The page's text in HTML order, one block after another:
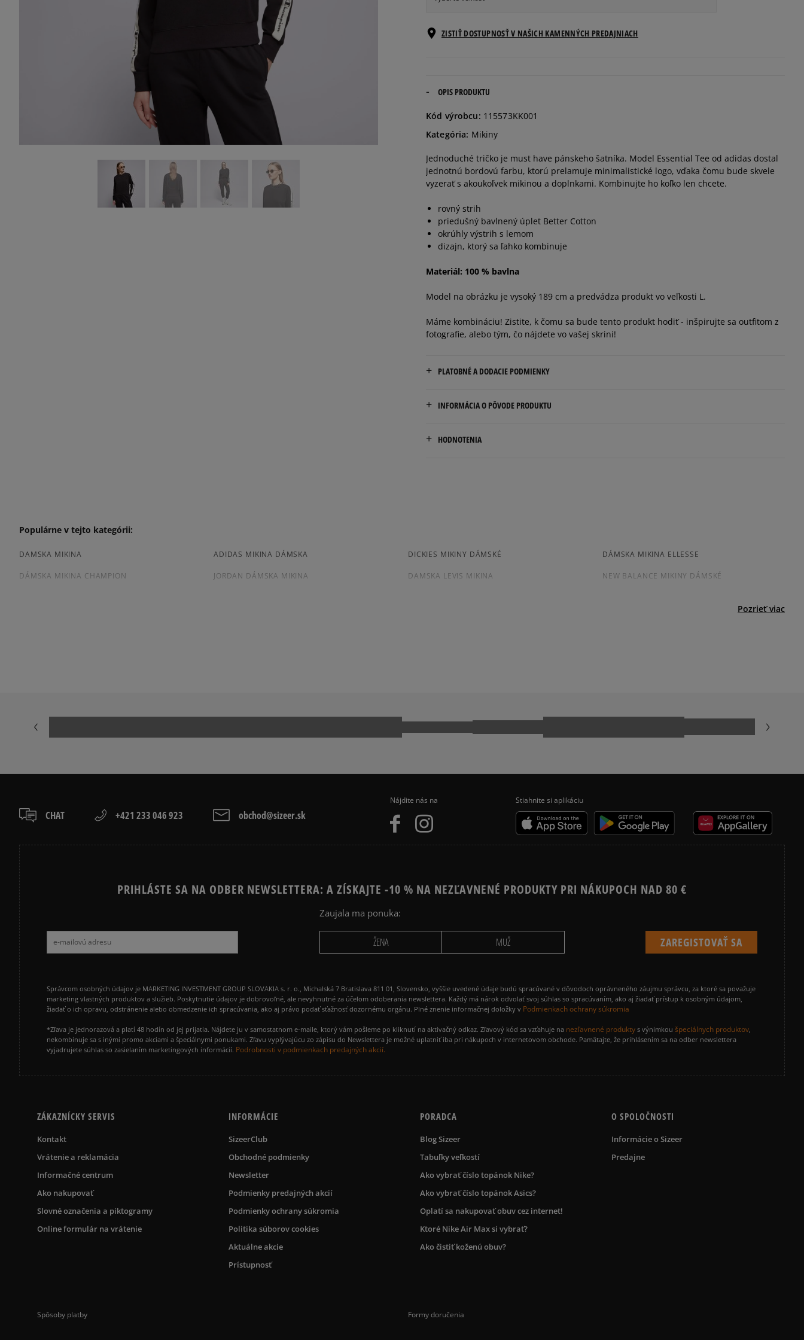
XS
Informovať o
dostupnosti
M
Informovať o
dostupnosti
L
Informovať o
dostupnosti
ZISTIŤ DOSTUPNOSŤ V NAŠICH KAMENNÝCH PREDAJNIACH
OPIS PRODUKTU
Kód výrobcu: 115573KK001
Kategória: Mikiny
Jednoduché tričko je must have pánskeho šatníka. Model Essential Tee od adidas dostal
jednotnú bordovú farbu, ktorú prelamuje minimalistické logo, vďaka čomu bude skvele
vyzerať s akoukoľvek mikinou a doplnkami. Kombinujte ho koľko len chcete.
rovný strih
priedušný bavlnený úplet Better Cotton
okrúhly výstrih s lemom
dizajn, ktorý sa ľahko kombinuje
Materiál: 100 % bavlna
Model na obrázku je vysoký 189 cm a predvádza produkt vo veľkosti L.
Máme kombináciu! Zistite, k čomu sa bude tento produkt hodiť - inšpirujte sa outfitom z
fotografie, alebo tým, čo nájdete vo vašej skrini!
PLATOBNÉ A DODACIE PODMIENKY
Dostupné spôsoby doručenia:
platba na dobierku.
INFORMÁCIA O PÔVODE PRODUKTU
HODNOTENIA
Populárne v tejto kategórii:
DAMSKA MIKINA ADIDAS MIKINA DÁMSKA DICKIES MIKINY DÁMSKÉ DÁMSKA MIKINA ELLESSE
DÁMSKA MIKINA CHAMPION JORDAN DÁMSKA MIKINA DAMSKA LEVIS MIKINA NEW BALANCE MIKINY DÁMSKÉ
NIKE FLEECE NIKE HOODIES
Pozrieť viac
CHAT +421 233 046 923 obchod@sizeer.sk
Nájdite nás na Stiahnite si aplikáciu
PRIHLÁSTE SA NA ODBER NEWSLETTERA: A ZÍSKAJTE -10 % NA NEZĽAVNENÉ PRODUKTY PRI NÁKUPOCH NAD 80 €
Zaujala ma ponuka:
ŽENA MUŽ
Správcom osobných údajov je MARKETING INVESTMENT GROUP SLOVAKIA s. r. o., Michalská 7 Bratislava 811 01, Slovensko, vyššie uvedené údaje budú spracúvané v dôvodoch oprávneného záujmu správcu, za ktoré sa považuje
marketing vlastných produktov a služieb. Poskytnutie údajov je dobrovoľné, ale nevyhnutné za účelom odoberania newslettera. Každý má nárok odvolať svoj súhlas so spracúvaním, ako aj žiadať prístup k osobným údajom,
žiadať o ich opravu, odstránenie alebo obmedzenie ich spracúvania, ako aj právo podať sťažnosť dozornému orgánu. Plné znenie informačnej doložky v Podmienkach ochrany súkromia
*Zľava je jednorazová a platí 48 hodín od jej prijatia. Nájdete ju v samostatnom e-maile, ktorý vám pošleme po kliknutí na aktivačný odkaz. Zľavový kód sa vzťahuje na nezľavnené produkty s výnimkou špeciálnych produktov
nekombinuje sa s inými promo akciami a špeciálnymi ponukami. Zľavu vyplývajúcu zo zápisu do Newslettera je možné uplatniť iba pri nákupoch v internetovom obchode. Pamätajte, že prihlásením sa na odber newslettera
vyjadrujete súhlas so zasielaním marketingových informácií. Podrobnosti v podmienkach predajných akcií.
ZÁKAZNÍCKY SERVIS
Kontakt
Vrátenie a reklamácia
Informačné centrum
Ako nakupovať
Slovné označenia a piktogramy
Online formulár na vrátenie
INFORMÁCIE
SizeerClub
Obchodné podmienky
Newsletter
Podmienky predajných akcií
Podmienky ochrany súkromia
Politika súborov cookies
Aktuálne akcie
Prístupnosť
PORADCA
Blog Sizeer
Tabuľky veľkostí
Ako vybrať číslo topánok Nike?
Ako vybrať číslo topánok Asics?
Oplatí sa nakupovať obuv cez internet!
Ktoré Nike Air Max si vybrať?
Ako čistiť koženú obuv?
O SPOLOČNOSTI
Informácie o Sizeer
Predajne
Spôsoby platby Formy doručenia